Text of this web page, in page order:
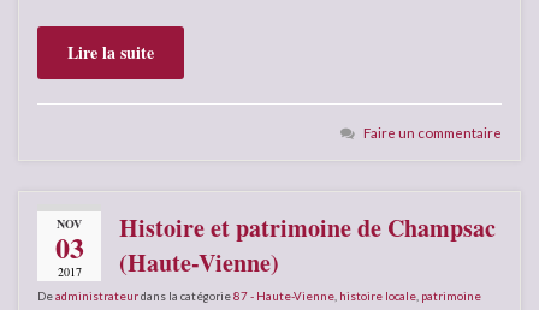
Lire la suite
Faire un commentaire
NOV
03
2017
Histoire et patrimoine de Champsac
(Haute-Vienne)
Deadministrateurdans la catégorie87 - Haute-Vienne histoire locale patrimoine